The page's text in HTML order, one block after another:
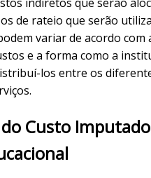
de rateio que serão
variar de acordo com
e a forma como a
los entre os
Custo